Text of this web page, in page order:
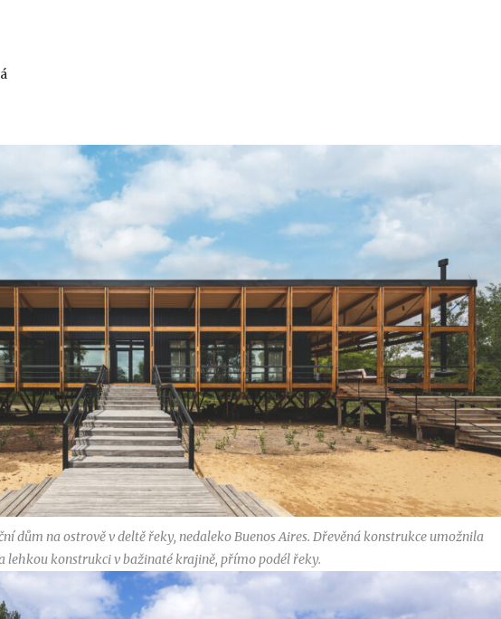
dům na ostrově v deltě řeky, nedaleko Buenos Aires. Dřevěná konstrukce umožnila
lehkou konstrukci v bažinaté krajině, přímo podél řeky.